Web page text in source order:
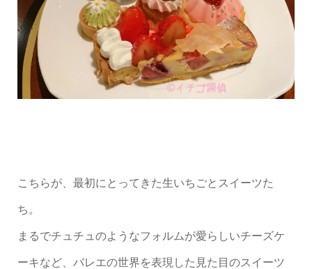
こちらが、最初にとってきた生いちごとスイーツた
ち。
まるでチュチュのようなフォルムが愛らしいチーズケ
ーキなど、バレエの世界を表現した見た目のスイーツ